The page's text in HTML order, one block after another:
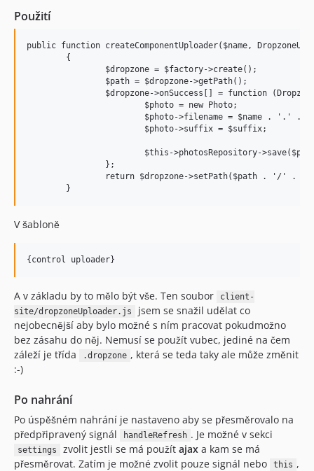
Použití
public function createComponentUploader($name,
V šabloně
A v základu by to mělo být vše. Ten soubor
client-
site/dropzoneUploader.js
jsem se snažil udělat co
nejobecnější aby bylo možné s ním pracovat pokudmožno
bez zásahu do něj. Nemusí se použít vubec, jediné na čem
záleží je třída
.dropzone , která se teda taky ale může změnit
:-)
Po nahrání
Po úspěšném nahrání je nastaveno aby se přesměrovalo na
předpřipravený signál
handleRefresh . Je možné v sekci
settings zvolit jestli se má použít ajaxa kam se má
přesměrovat. Zatím je možné zvolit pouze signál nebo
this ,